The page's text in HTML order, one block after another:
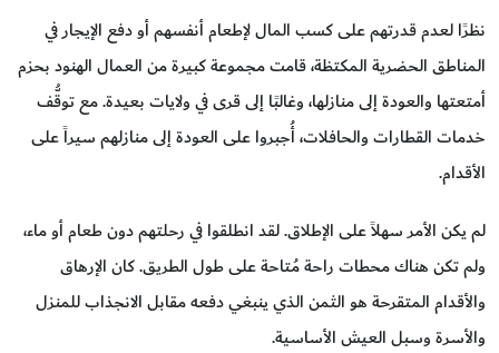
نظرًا لعدم قدرتهم على كسب المال لإطعام أنفسهم أو دفع الإيجار في
المناطق الحضرية المكتظة، قامت مجموعة كبيرة من العمال الهنود بحزم
أمتعتها والعودة إلى منازلها، وغالبًا إلى قرى في ولايات بعيدة. مع توقُّف
خدمات القطارات والحافلات، أُجبروا على العودة إلى منازلهم سيراً على
الأقدام.
لم يكن الأمر سهلاً على الإطلاق. لقد انطلقوا في رحلتهم دون طعام أو ماء،
ولم تكن هناك محطات راحة مُتاحة على طول الطريق. كان الإرهاق
والأقدام المتقرحة هو الثمن الذي ينبغي دفعه مقابل الانجذاب للمنزل
والأسرة وسبل العيش الأساسية.